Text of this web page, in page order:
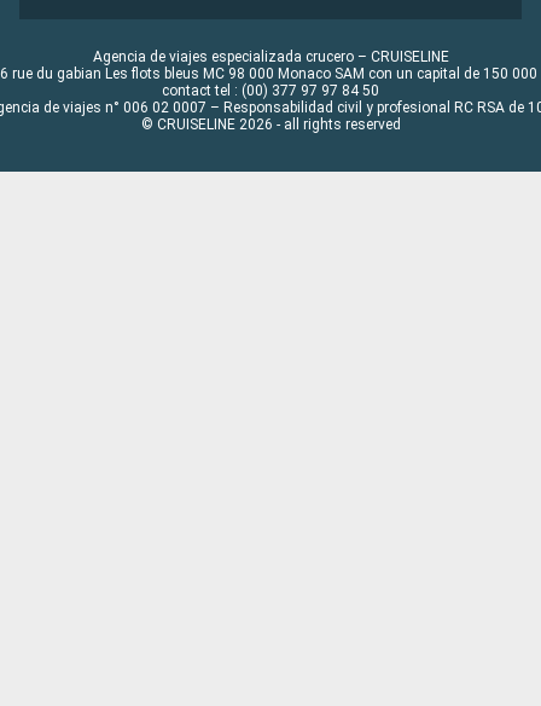
Agencia de viajes especializada crucero – CRUISELINE
rue du gabian Les flots bleus MC 98 000 Monaco SAM con un capital de 150 000
contact tel : (00) 377 97 97 84 50
de viajes n° 006 02 0007 – Responsabilidad civil y profesional RC RSA de
© CRUISELINE 2026 - all rights reserved